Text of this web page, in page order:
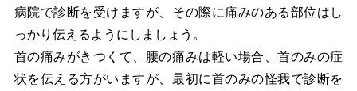
病院で診断を受けますが、その際に痛みのある部位はし
っかり伝えるようにしましょう。
首の痛みがきつくて、腰の痛みは軽い場合、首のみの症
状を伝える方がいますが、最初に首のみの怪我で診断を